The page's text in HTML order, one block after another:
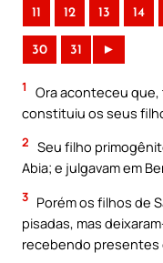
11 12 13 14
30 31 ►
1
Ora aconteceu
constituiu os seus
2 Seu filho
Abia; e julgavam em
3 Porém os filhos de
pisadas, mas
recebendo